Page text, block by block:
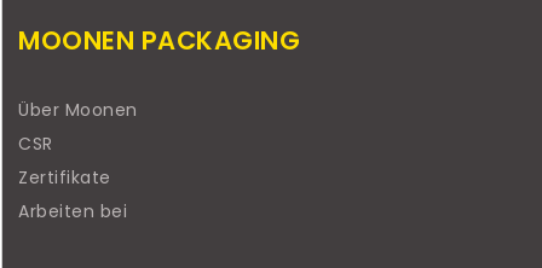
MOONEN PACKAGING
Über Moonen
CSR
Zertifikate
Arbeiten bei